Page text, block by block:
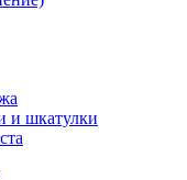
и шкатулки